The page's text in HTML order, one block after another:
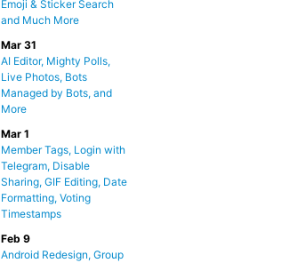
Emoji & Sticker Search
and Much More
Mar 31
AI Editor, Mighty Polls,
Live Photos, Bots
Managed by Bots, and
More
Mar 1
Member Tags, Login with
Telegram, Disable
Sharing, GIF Editing, Date
Formatting, Voting
Timestamps
Feb 9
Android Redesign, Group